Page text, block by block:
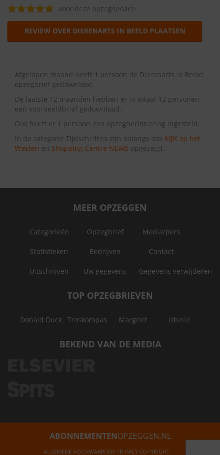
voor deze opzegservice
REVIEW OVER DIERENARTS IN BEELD PLAATSEN
Afgelopen maand heeft 1 persoon de Dierenarts in Beeld
opzegbrief gedownload.
De laatste 12 maanden hebben er in totaal 12 personen
een voorbeeldbrief gedownload.
Ook heeft er 1 persoon een opzegherinnering ingesteld.
In de categorie Tijdschriften zijn onlangs ook KIJK op het
Westen en Shopping Centre NEWS opgezegd.
MEER OPZEGGEN
Categorieën Opzegbrief Media/pers
Statistieken Bedrijven Contact
Uitschrijven Uw gegevens Gegevens verwijderen
TOP OPZEGBRIEVEN
Donald Duck Troskompas Margriet Libelle
BEKEND VAN DE MEDIA
ABONNEMENTENOPZEGGEN.NL
ALGEMENE VOORWAARDEN PRIVACY COPYRIGHT